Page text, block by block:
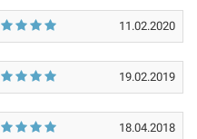
11.02.2020
19.02.2019
18.04.2018